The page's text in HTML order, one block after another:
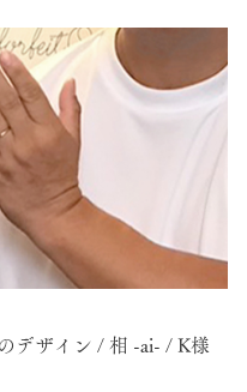
/ 相 -ai- / K様